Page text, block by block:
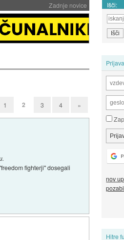
Zadnje novice Išči:
Prijava
nov
Hitre
1 2 3 4 »
fighterji" dosegali